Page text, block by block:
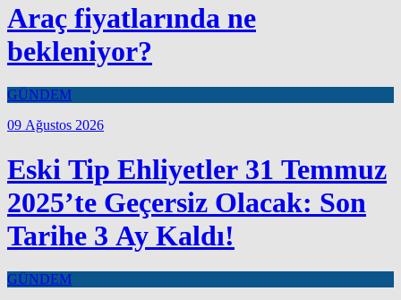
Araç fiyatlarında ne
bekleniyor?
GÜNDEM
09 Ağustos 2026
Eski Tip Ehliyetler 31 Temmuz
2025’te Geçersiz Olacak: Son
Tarihe 3 Ay Kaldı!
GÜNDEM